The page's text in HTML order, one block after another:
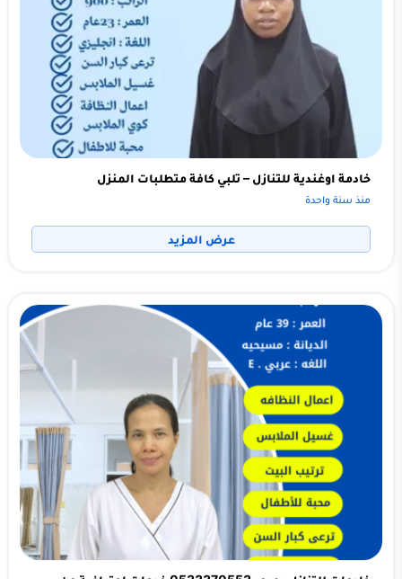
خادمة اوغندية للتنازل – تلبي كافة متطلبات المنزل
منذ سنة واحدة
عرض المزيد